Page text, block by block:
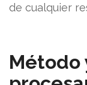
de cualquier
Método